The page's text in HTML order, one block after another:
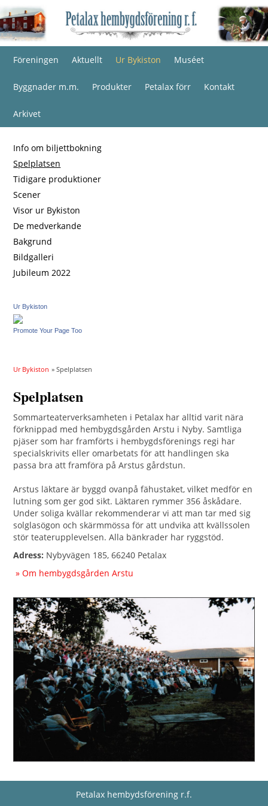
Föreningen Aktuellt Ur Bykiston Muséet
Byggnader m.m. Produkter Petalax förr Kontakt
Arkivet
Info om biljettbokning
Spelplatsen
Tidigare produktioner
Scener
Visor ur Bykiston
De medverkande
Bakgrund
Bildgalleri
Jubileum 2022
Ur Bykiston
Promote Your Page Too
Ur Bykiston » Spelplatsen
Spelplatsen
Sommarteaterverksamheten i Petalax har alltid varit nära
förknippad med hembygdsgården Arstu i Nyby. Samtliga
pjäser som har framförts i hembygdsförenings regi har
specialskrivits eller omarbetats för att handlingen ska
passa bra att framföra på Arstus gårdstun.
Arstus läktare är byggd ovanpå fähustaket, vilket medför en
lutning som ger god sikt. Läktaren rymmer 356 åskådare.
Under soliga kvällar rekommenderar vi att man tar med sig
solglasögon och skärmmössa för att undvika att kvällssolen
stör teaterupplevelsen. Alla bänkrader har ryggstöd.
Adress: Nybyvägen 185, 66240 Petalax
» Om hembygdsgården Arstu
Petalax hembydsförening r.f.